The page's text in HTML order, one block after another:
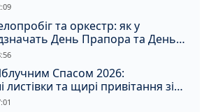
та оркестр: як у
День Прапора та День
Спасом 2026:
листівки та щирі привітання зі